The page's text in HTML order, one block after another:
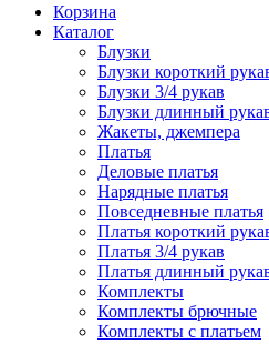
Корзина
Каталог
Блузки
Блузки короткий
Блузки 3/4 рукав
Блузки длинный
Жакеты, джемпера
Платья
Деловые платья
Нарядные платья
Повседневные платья
Платья короткий
Платья 3/4 рукав
Платья длинный
Комплекты
Комплекты брючные
Комплекты с платьем